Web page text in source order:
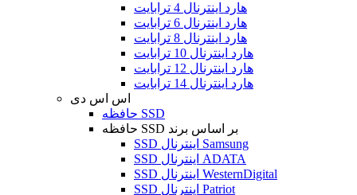
هارد اینترنال 4 ترابایت
هارد اینترنال 6 ترابایت
هارد اینترنال 8 ترابایت
هارد اینترنال 10 ترابایت
هارد اینترنال 12 ترابایت
هارد اینترنال 14 ترابایت
اس اس دی
حافظه SSD
حافظه SSD بر اساس برند
SSD اینترنال Samsung
SSD اینترنال ADATA
SSD اینترنال WesternDigital
SSD اینترنال Patriot